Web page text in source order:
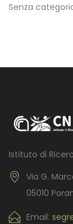
Senza
Istituto di
Via G.
05010
Email: